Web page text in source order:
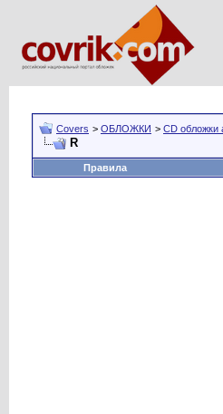
Covers > ОБЛОЖКИ > CD обложки
R
Правила